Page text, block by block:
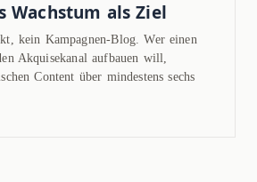
Wachstum als Ziel
kein Kampagnen-Blog. Wer einen
Akquisekanal aufbauen will,
Content über mindestens sechs